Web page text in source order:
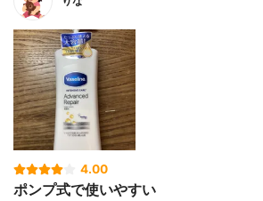
4.00
ポンプ式で使いやすい